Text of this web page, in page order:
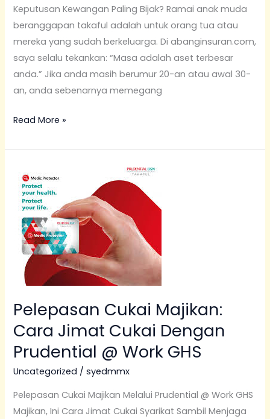
Keputusan Kewangan Paling Bijak? Ramai anak muda
beranggapan takaful adalah untuk orang tua atau
mereka yang sudah berkeluarga. Di abanginsuran.com,
saya selalu tekankan: “Masa adalah aset terbesar
anda.” Jika anda masih berumur 20-an atau awal 30-
an, anda sebenarnya memegang
Read More »
Pelepasan Cukai Majikan:
Cara Jimat Cukai Dengan
Prudential @ Work GHS
Uncategorized /syedmmx
Pelepasan Cukai Majikan Melalui Prudential @ Work GHS
Majikan, Ini Cara Jimat Cukai Syarikat Sambil Menjaga
Pelepasan
Cukai
Majikan:
Cara
Jimat
Cukai
Dengan
Prudential
Work
GHS